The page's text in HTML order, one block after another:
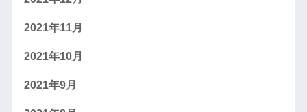
2021年11月
2021年10月
2021年9月